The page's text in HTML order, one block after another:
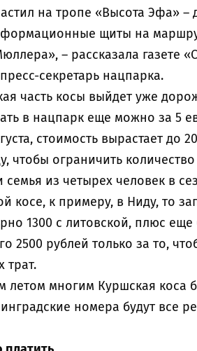
на тропе «Высота Эфа» –
щиты на
– рассказала газете
секретарь нацпарка.
часть косы выйдет уже
в нацпарк еще можно за 5
стоимость вырастает до
чтобы ограничить количество
семья из четырех человек в
косе, к примеру, в Ниду, то
1300 с литовской, плюс еще
2500 рублей только за то,
трат.
летом многим Куршская коса
номера будут все